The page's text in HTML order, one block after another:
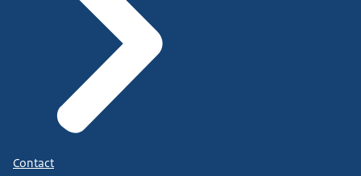
Contact